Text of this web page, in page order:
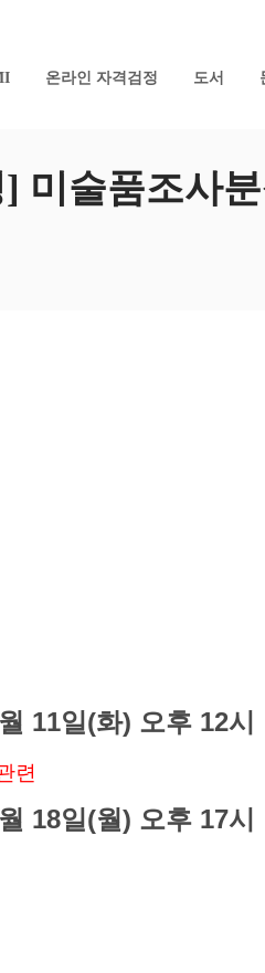
온라인 자격검정 도서
미술품조사
11일(화) 오후 12시
련
18일(월) 오후 17시